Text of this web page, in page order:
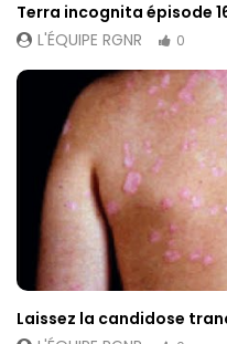
Terra incognita épisode
L'ÉQUIPE RGNR
0
Laissez la candidose